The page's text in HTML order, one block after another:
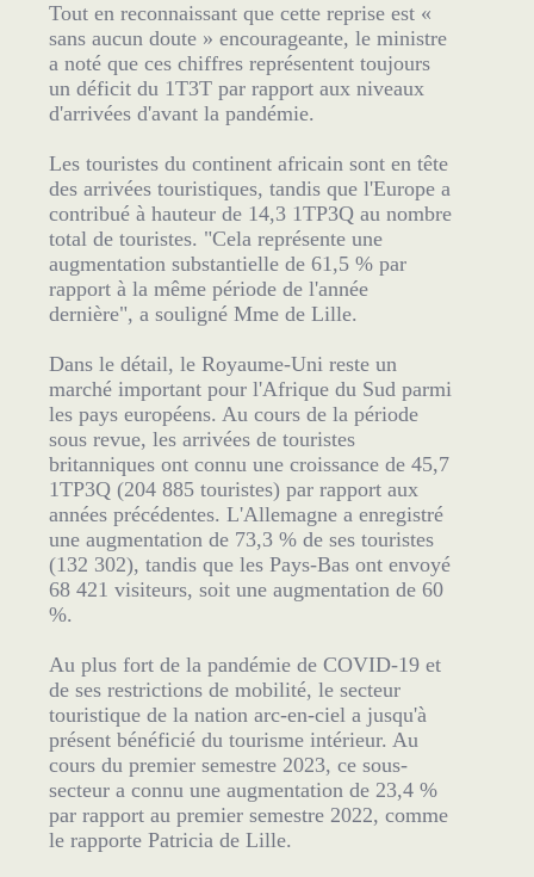
Tout en reconnaissant que cette reprise est «
sans aucun doute » encourageante, le ministre
a noté que ces chiffres représentent toujours
un déficit du 1T3T par rapport aux niveaux
d'arrivées d'avant la pandémie.
Les touristes du continent africain sont en tête
des arrivées touristiques, tandis que l'Europe a
contribué à hauteur de 14,3 1TP3Q au nombre
total de touristes. "Cela représente une
augmentation substantielle de 61,5 % par
rapport à la même période de l'année
dernière", a souligné Mme de Lille.
Dans le détail, le Royaume-Uni reste un
marché important pour l'Afrique du Sud parmi
les pays européens. Au cours de la période
sous revue, les arrivées de touristes
britanniques ont connu une croissance de 45,7
1TP3Q (204 885 touristes) par rapport aux
années précédentes. L'Allemagne a enregistré
une augmentation de 73,3 % de ses touristes
(132 302), tandis que les Pays-Bas ont envoyé
68 421 visiteurs, soit une augmentation de 60
%.
Au plus fort de la pandémie de COVID-19 et
de ses restrictions de mobilité, le secteur
touristique de la nation arc-en-ciel a jusqu'à
présent bénéficié du tourisme intérieur. Au
cours du premier semestre 2023, ce sous-
secteur a connu une augmentation de 23,4 %
par rapport au premier semestre 2022, comme
le rapporte Patricia de Lille.